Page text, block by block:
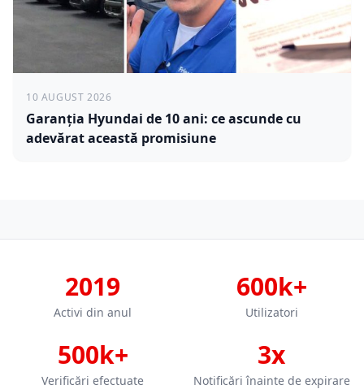
10 AUGUST 2026
Garanția Hyundai de 10 ani: ce ascunde cu
adevărat această promisiune
2019
Activi din anul
600k+
Utilizatori
500k+
Verificări efectuate
3x
Notificări înainte de expirare